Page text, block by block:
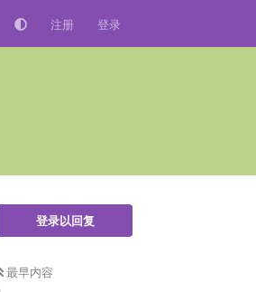
注册 登录
登录以回复
最早内容